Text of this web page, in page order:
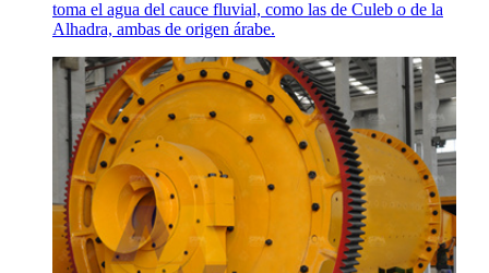
toma el agua del cauce fluvial, como las de Culeb o de la
Alhadra, ambas de origen árabe.